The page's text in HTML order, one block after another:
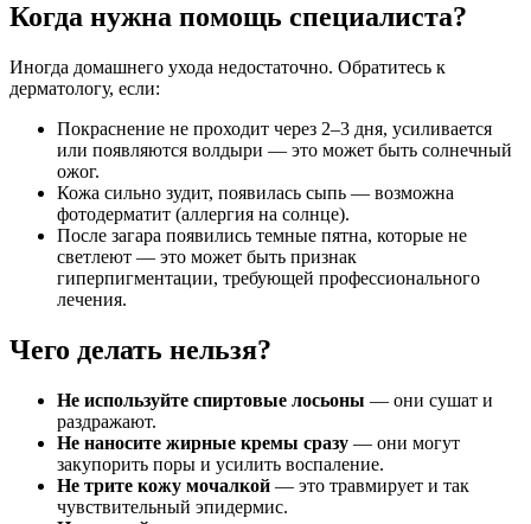
Когда нужна помощь специалиста?
Иногда домашнего ухода недостаточно. Обратитесь к
дерматологу, если:
Покраснение не проходит через 2–3 дня, усиливается
или появляются волдыри — это может быть солнечный
ожог.
Кожа сильно зудит, появилась сыпь — возможна
фотодерматит (аллергия на солнце).
После загара появились темные пятна, которые не
светлеют — это может быть признак
гиперпигментации, требующей профессионального
лечения.
Чего делать нельзя?
Не используйте спиртовые лосьоны — они сушат и
раздражают.
Не наносите жирные кремы сразу — они могут
закупорить поры и усилить воспаление.
Не трите кожу мочалкой — это травмирует и так
чувствительный эпидермис.